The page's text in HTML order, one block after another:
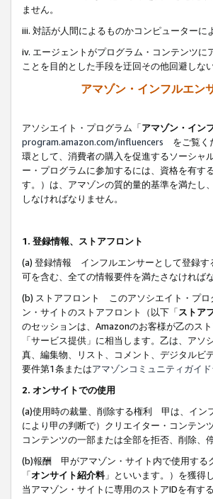
ません。
iii. 対話が人間によるものかコンピューター
iv. エージェントがプログラム・コンテンツ
ことを目的とした手段を迂回その他回避しな
アマゾン・インフルエン
アソシエイト・プログラム「アマゾン・イン
program.amazon.com/influencers をご覧く
環として、消費者の購入を促進するソーシャ
ー・プログラムに参加するには、資格を有す
す。）は、アマゾンの質的量的基準を満たし
しなければなりません。
1. 登録情報、ストアフロント
(a) 登録情報 インフルエンサーとして登録す
可を含む、全ての情報要件を満たさなければ
(b) ストアフロント このアソシエイト・プロ
ン・サイトのストアフロント（以下「ストア
のセッションは、Amazonのお客様が乙のス
「サービス提供」に相当します。乙は、ア
真、編集物、リスト、コメント、デジタルビ
要件第1条またはアマゾンコミュニティガイ
2. オンサイトでの使用
(a)使用時の裁量、削除する権利 甲は、イン
により甲の判断で）クリエイター・コンテン
コンテンツの一部または全部を拒否、削除、
(b)報酬 甲がアマゾン・サイト内で使用する
「オンサイト紹介料」といいます。）を獲得
当アマゾン・サイトに専用のストアIDを有す